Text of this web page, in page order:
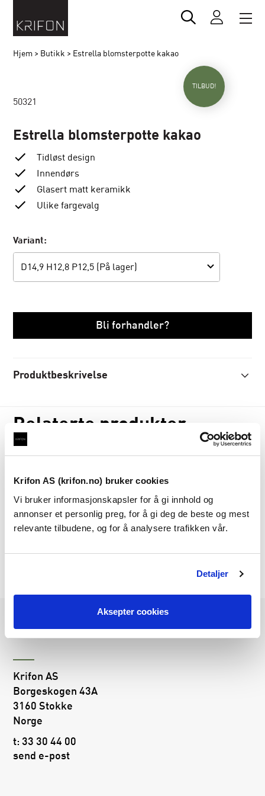
Krifon AS (krifon.no) bruker cookies
Vi bruker informasjonskapsler for å gi innhold og
annonser et personlig preg, for å gi deg de beste og mest
relevante tilbudene, og for å analysere trafikken vår.
Detaljer
Aksepter cookies
Hjem > Butikk > Estrella blomsterpotte kakao
TILBUD!
50321
Estrella blomsterpotte kakao
Tidløst design
Innendørs
Glasert matt keramikk
Ulike fargevalg
Variant:
D14,9 H12,8 P12,5 (På lager)
Bli forhandler?
Produktbeskrivelse
Relaterte produkter
blomsterpotte
På lager
LES MER
Krifon AS
Borgeskogen 43A
3160 Stokke
Norge
t:33 30 44 00
send e-post